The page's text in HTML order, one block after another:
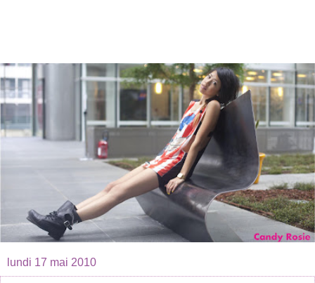
lundi 17 mai 2010